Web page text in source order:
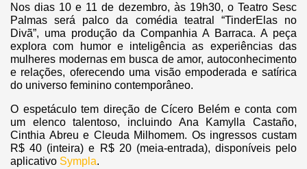
Nos dias 10 e 11 de dezembro, às 19h30, o Teatro Sesc
Palmas será palco da comédia teatral “TinderElas no
Divã”, uma produção da Companhia A Barraca. A peça
explora com humor e inteligência as experiências das
mulheres modernas em busca de amor, autoconhecimento
e relações, oferecendo uma visão empoderada e satírica
do universo feminino contemporâneo.
O espetáculo tem direção de Cícero Belém e conta com
um elenco talentoso, incluindo Ana Kamylla Castaño,
Cinthia Abreu e Cleuda Milhomem. Os ingressos custam
R$ 40 (inteira) e R$ 20 (meia-entrada), disponíveis pelo
aplicativo Sympla.